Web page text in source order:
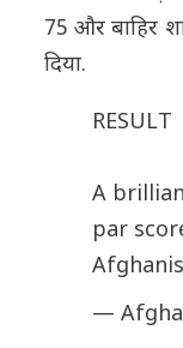
75 और बाहिर
दिया.
A
par
—